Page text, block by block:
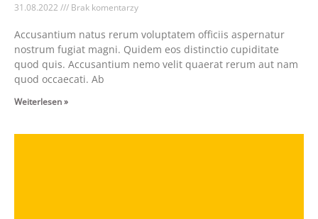
31.08.2022 Brak komentarzy
Accusantium natus rerum voluptatem officiis aspernatur
nostrum fugiat magni. Quidem eos distinctio cupiditate
quod quis. Accusantium nemo velit quaerat rerum aut nam
quod occaecati. Ab
Weiterlesen »